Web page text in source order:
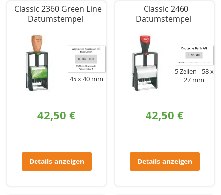
Classic 2360 Green Line
Datumstempel
45 x 40 mm
42,50 €
Details anzeigen
Classic 2460
Datumstempel
5 Zeilen
58 x
27 mm
42,50 €
Details anzeigen